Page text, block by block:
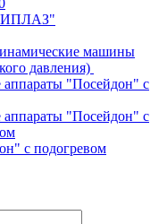
машины
давления)
"Посейдон" с
"Посейдон" с
с подогревом